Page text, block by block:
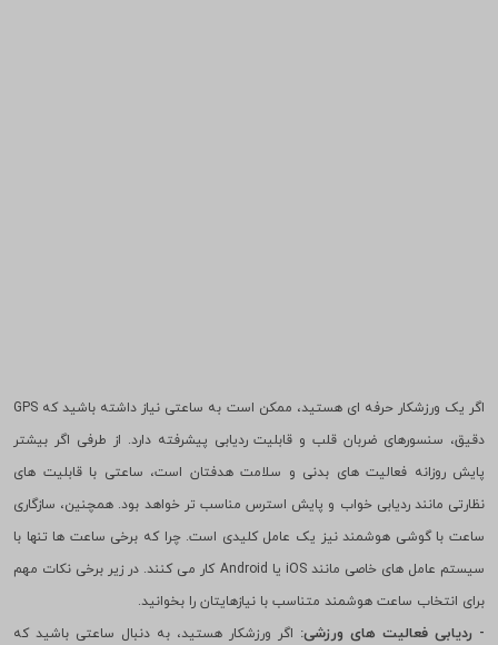
اگر یک ورزشکار حرفه ای هستید، ممکن است به ساعتی نیاز داشته باشید که GPS
دقیق، سنسورهای ضربان قلب و قابلیت ردیابی پیشرفته دارد. از طرفی اگر بیشتر
پایش روزانه فعالیت های بدنی و سلامت هدفتان است، ساعتی با قابلیت های
نظارتی مانند ردیابی خواب و پایش استرس مناسب تر خواهد بود. همچنین، سازگاری
ساعت با گوشی هوشمند نیز یک عامل کلیدی است. چرا که برخی ساعت ها تنها با
سیستم عامل های خاصی مانند iOS یا Android کار می کنند. در زیر برخی نکات مهم